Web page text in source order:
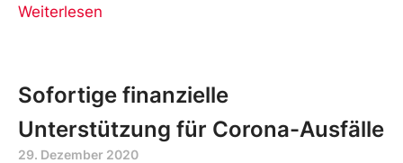
Weiterlesen
Sofortige finanzielle
Unterstützung für Corona-Ausfälle
29. Dezember 2020